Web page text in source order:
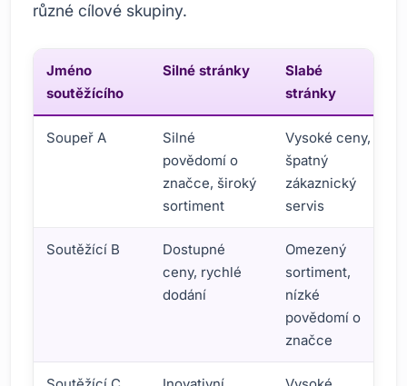
různé cílové skupiny.
Jméno
soutěžícího
Silné stránky
Slabé
stránky
Soupeř A
Silné
povědomí o
značce, široký
sortiment
Vysoké ceny,
špatný
zákaznický
servis
Soutěžící B
Dostupné
ceny, rychlé
dodání
Omezený
sortiment,
nízké
povědomí o
značce